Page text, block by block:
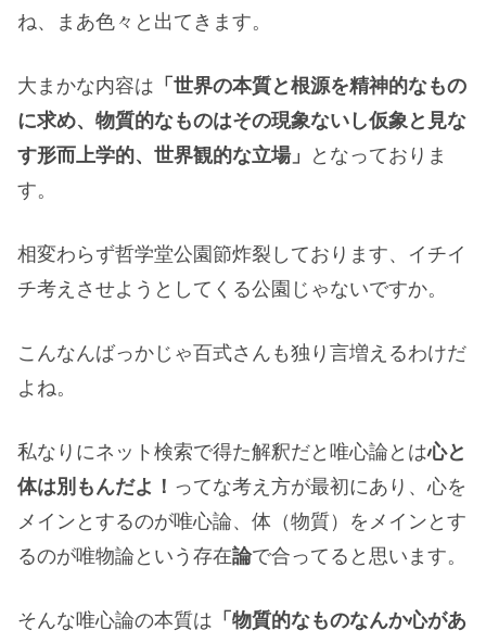
ね、まあ色々と出てきます。
大まかな内容は 「世界の本質と根源を精神的なもの
に求め、物質的なものはその現象ないし仮象と見な
す形而上学的、世界観的な立場」
となっておりま
す。
相変わらず哲学堂公園節炸裂しております、イチイ
チ考えさせようとしてくる公園じゃないですか。
こんなんばっかじゃ百式さんも独り言増えるわけだ
よね。
私なりにネット検索で得た解釈だと唯心論とは心と
体は別もんだよ！ ってな考え方が最初にあり、心を
メインとするのが唯心論、体（物質）をメインとす
るのが唯物論という存在論で合ってると思います。
そんな唯心論の本質は 「物質的なものなんか心があ